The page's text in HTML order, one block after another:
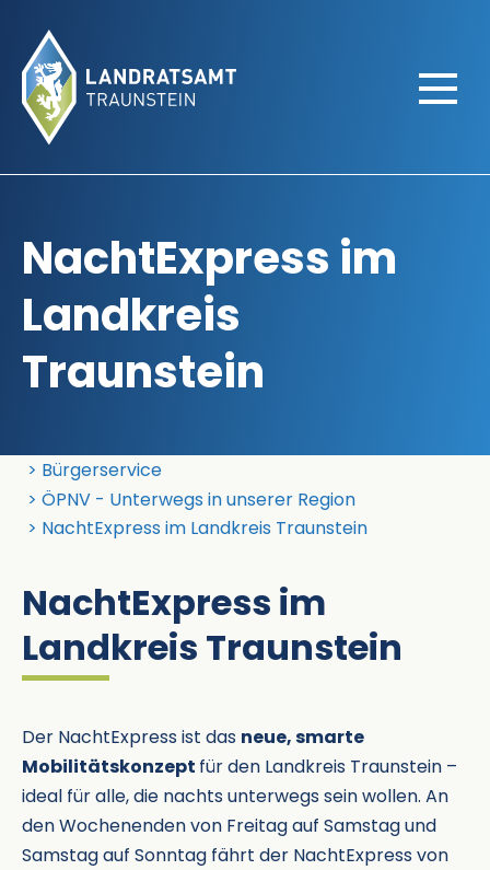
NachtExpress im
Landkreis
Traunstein
Landratsamt Traunstein
Bürgerservice
ÖPNV - Unterwegs in unserer Region
NachtExpress im Landkreis Traunstein
NachtExpress im
Landkreis Traunstein
Der NachtExpress ist das neue, smarte
Mobilitätskonzept für den Landkreis Traunstein –
ideal für alle, die nachts unterwegs sein wollen. An
den Wochenenden von Freitag auf Samstag und
Samstag auf Sonntag fährt der NachtExpress von